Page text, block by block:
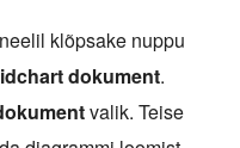
klõpsake nuppu
dokument.
valik. Teise